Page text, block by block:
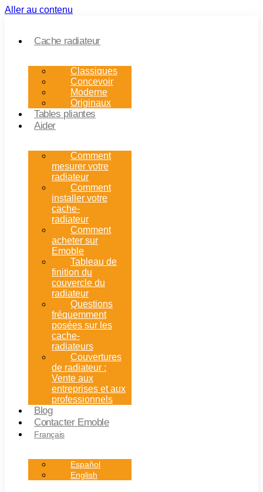
Aller au contenu
Cache radiateur
Classiques
Concevoir
Moderne
Originaux
Tables pliantes
Aider
Comment
mesurer votre
radiateur
Comment
installer votre
cache-
radiateur
Comment
acheter sur
Emoble
Tableau de
finition du
couvercle du
radiateur
Questions
fréquemment
posées sur les
cache-
radiateurs
Couvertures
de radiateur :
Vente aux
entreprises et aux
professionnels
Blog
Contacter Emoble
Français
Español
English